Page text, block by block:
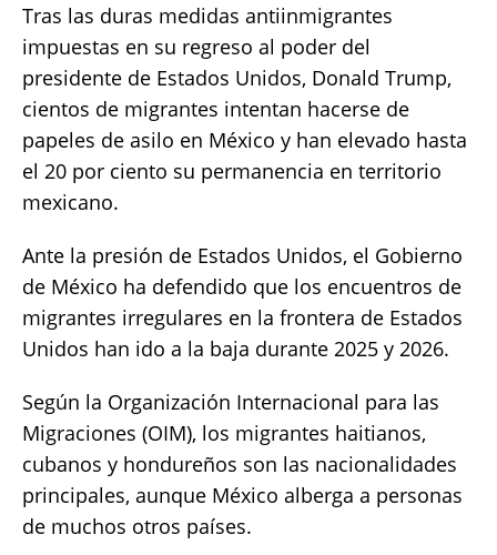
Tras las duras medidas antiinmigrantes
impuestas en su regreso al poder del
presidente de Estados Unidos, Donald Trump,
cientos de migrantes intentan hacerse de
papeles de asilo en México y han elevado hasta
el 20 por ciento su permanencia en territorio
mexicano.
Ante la presión de Estados Unidos, el Gobierno
de México ha defendido que los encuentros de
migrantes irregulares en la frontera de Estados
Unidos han ido a la baja durante 2025 y 2026.
Según la Organización Internacional para las
Migraciones (OIM), los migrantes haitianos,
cubanos y hondureños son las nacionalidades
principales, aunque México alberga a personas
de muchos otros países.